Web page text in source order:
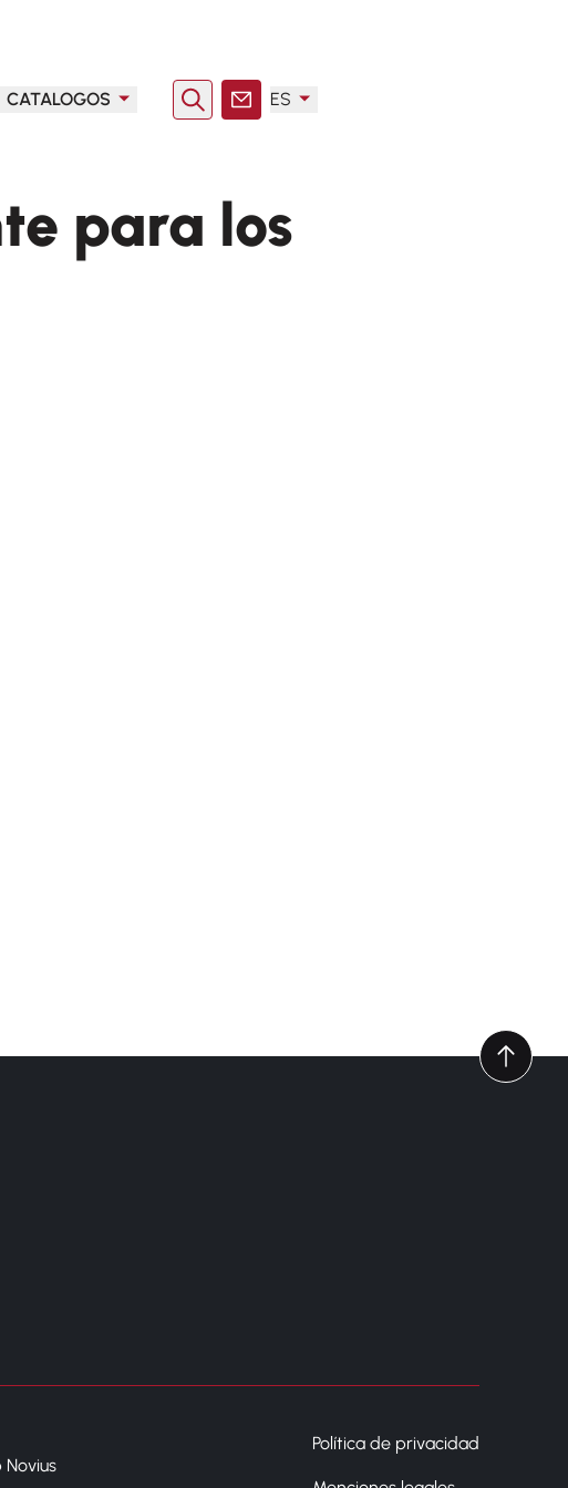
CATALOGOS Buscar enContacto
ES
para los
Política de privacidad